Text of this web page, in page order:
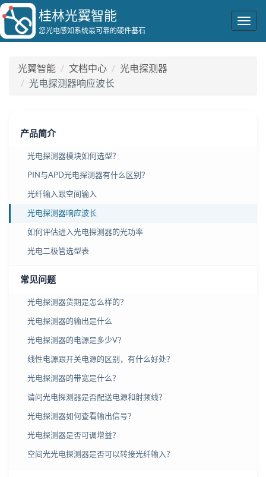
桂林光翼智能
您光电感知系统最可靠的硬件基石
光翼智能 文档中心
光电探测器
光电探测器响应波长
产品简介
光电探测器模块如何选型？
PIN与APD光电探测器有什么区别？
光纤输入跟空间输入
光电探测器响应波长
如何评估进入光电探测器的光功率
光电二极管选型表
常见问题
光电探测器货期是怎么样的？
光电探测器的输出是什么
光电探测器的电源是多少V？
线性电源跟开关电源的区别，有什么好处？
光电探测器的带宽是什么？
请问光电探测器是否配送电源和射频线？
光电探测器如何查看输出信号？
光电探测器是否可调增益？
空间光光电探测器是否可以转接光纤输入？